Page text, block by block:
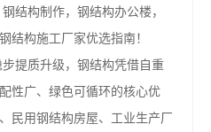
构制作，钢结构办公楼，
结构施工厂家优选指南！
质升级，钢结构凭借自重
性广、绿色可循环的核心优
民用钢结构房屋、工业生产厂